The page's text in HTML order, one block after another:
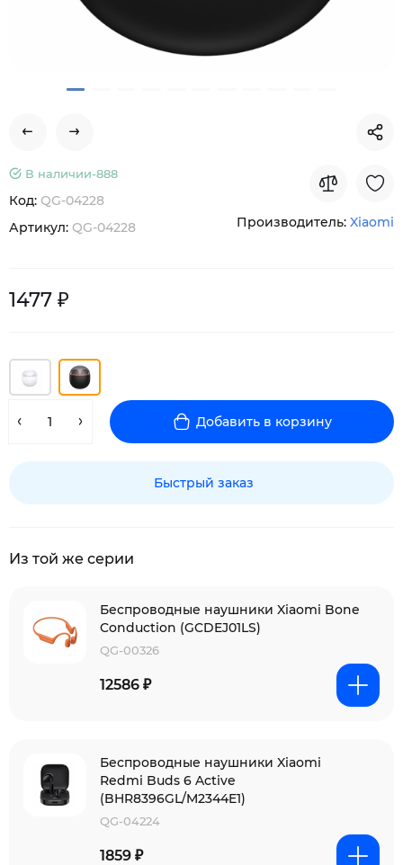
В наличии-888
Код: QG-04228
Артикул: QG-04228 Производитель: Xiaomi
1477 ₽
Добавить в корзину
Быстрый заказ
Из той же серии
Беспроводные наушники Xiaomi Bone
Conduction (GCDEJ01LS)
QG-00326
12586 ₽
Беспроводные наушники Xiaomi
Redmi Buds 6 Active
(BHR8396GL/M2344E1)
QG-04224
1859 ₽